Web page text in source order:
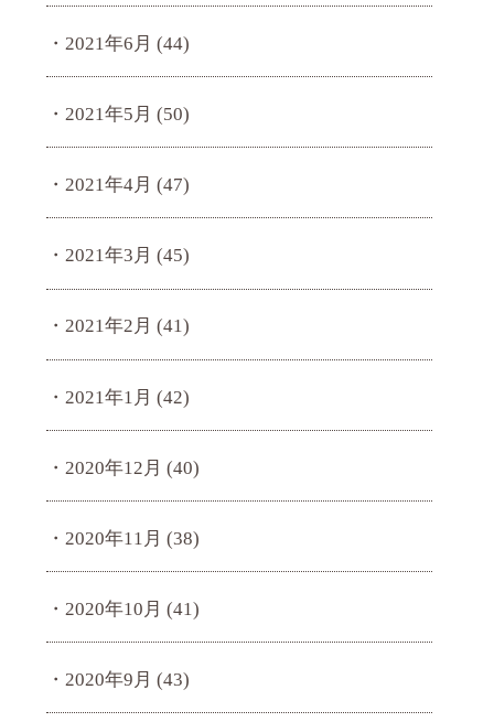
2021年6月 (44)
2021年5月 (50)
2021年4月 (47)
2021年3月 (45)
2021年2月 (41)
2021年1月 (42)
2020年12月 (40)
2020年11月 (38)
2020年10月 (41)
2020年9月 (43)